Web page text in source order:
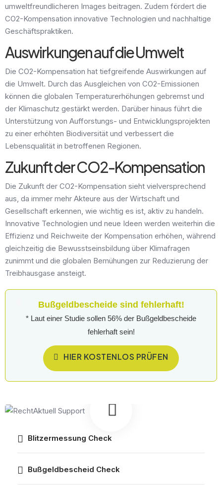
umweltfreundlicheren Images beitragen. Zudem fördert die
CO2-Kompensation innovative Technologien und nachhaltige
Geschäftspraktiken.
Auswirkungen auf die Umwelt
Die CO2-Kompensation hat tiefgreifende Auswirkungen auf
die Umwelt. Durch das Ausgleichen von CO2-Emissionen
können die globalen Temperaturerhöhungen gebremst und
der Klimaschutz gestärkt werden. Darüber hinaus führt die
Unterstützung von Aufforstungs- und Entwicklungsprojekten
zu einer erhöhten Biodiversität und verbessert die
Lebensqualität in betroffenen Regionen.
Zukunft der CO2-Kompensation
Die Zukunft der CO2-Kompensation sieht vielversprechend
aus, da immer mehr Akteure aus der Wirtschaft und
Gesellschaft erkennen, wie wichtig es ist, aktiv zu handeln.
Innovative Technologien und neue Ideen werden weiterhin die
Effizienz und Reichweite der Kompensation erhöhen, während
gleichzeitig die Bewusstseinsbildung über Klimafragen
zunimmt und die globalen Bemühungen zur Reduzierung der
Treibhausgase ansteigt.
Bußgeldbescheide sind fehlerhaft!
* Laut einer Studie sollen 56% der Bußgeldbescheide
fehlerhaft sein!
HIER KOSTENLOS PRÜFEN
Blitzermessung Check
Bußgeldbescheid Check